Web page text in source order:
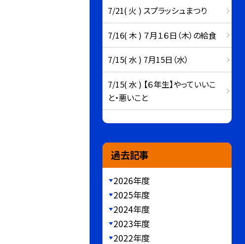
7/21( 火 ) スプラッシュまつり
7/16( 木 ) ７月１６日（木）の給食
7/15( 水 ) 7月15日（水）
7/15( 水 ) 【６年生】やっていいこ
と・悪いこと
過去記事
2026年度
2025年度
2024年度
2023年度
2022年度